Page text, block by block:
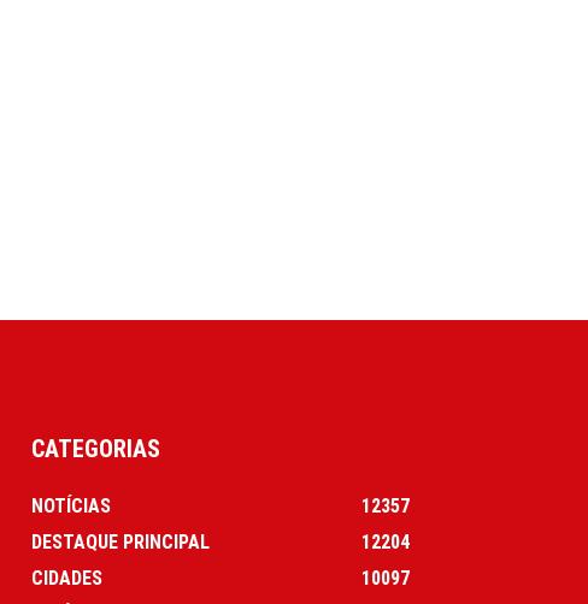
CATEGORIAS
NOTÍCIAS
12357
DESTAQUE PRINCIPAL
12204
CIDADES
10097